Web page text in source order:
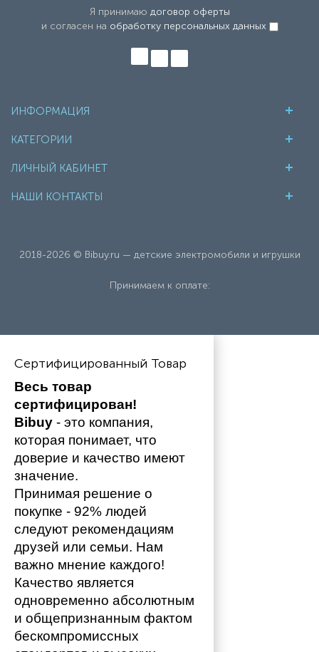
Я принимаю договор оферты
и согласен на обработку персональных данных
ИНФОРМАЦИЯ
КАТЕГОРИИ
ЛИЧНЫЙ КАБИНЕТ
НАШИ КОНТАКТЫ
2018-2026 © Bibuy.ru — детские электромобили и игрушки
Принимаем к оплате:
Сертифицированный Товар
Весь товар
сертифицирован!
Bibuy - это компания,
которая понимает, что
доверие и качество имеют
значение.
Принимая решение о
покупке - 92% людей
следуют рекомендациям
друзей или семьи. Нам
важно мнение каждого!
Качество является
одновременно абсолютным
и общепризнанным фактом
бескомпромиссных